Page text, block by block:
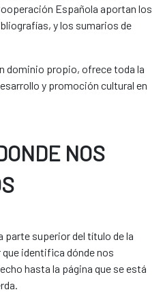
Española aportan los
y los sumarios de
dominio propio, ofrece toda la
y promoción cultural en
NOS
parte superior del título de la
que identifica dónde nos
hasta la página que se está